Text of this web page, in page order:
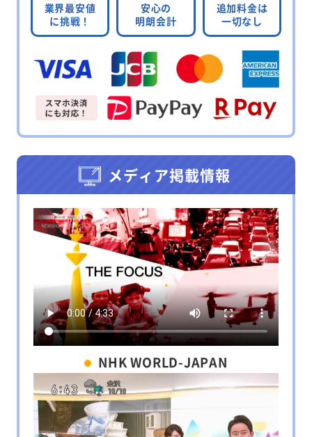
業界最安値
に挑戦！
安心の
明朗会計
追加料金は
一切なし
メディア掲載情報
NHK WORLD-JAPAN